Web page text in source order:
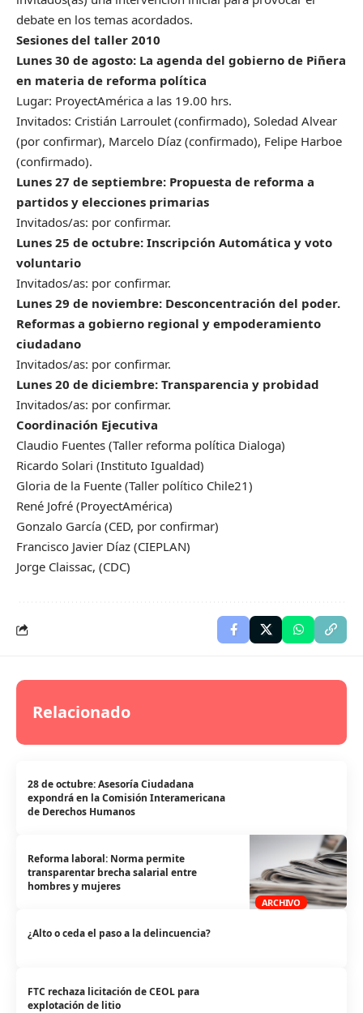
debate en los temas acordados.
Sesiones del taller 2010
Lunes 30 de agosto: La agenda del gobierno de Piñera
en materia de reforma política
Lugar: ProyectAmérica a las 19.00 hrs.
Invitados: Cristián Larroulet (confirmado), Soledad Alvear
(por confirmar), Marcelo Díaz (confirmado), Felipe Harboe
(confirmado).
Lunes 27 de septiembre: Propuesta de reforma a
partidos y elecciones primarias
Invitados/as: por confirmar.
Lunes 25 de octubre: Inscripción Automática y voto
voluntario
Invitados/as: por confirmar.
Lunes 29 de noviembre: Desconcentración del poder.
Reformas a gobierno regional y empoderamiento
ciudadano
Invitados/as: por confirmar.
Lunes 20 de diciembre: Transparencia y probidad
Invitados/as: por confirmar.
Coordinación Ejecutiva
Claudio Fuentes (Taller reforma política Dialoga)
Ricardo Solari (Instituto Igualdad)
Gloria de la Fuente (Taller político Chile21)
René Jofré (ProyectAmérica)
Gonzalo García (CED, por confirmar)
Francisco Javier Díaz (CIEPLAN)
Jorge Claissac, (CDC)
Relacionado
28 de octubre: Asesoría Ciudadana
expondrá en la Comisión Interamericana
de Derechos Humanos
ARCHIVO
Reforma laboral: Norma permite
transparentar brecha salarial entre
hombres y mujeres
¿Alto o ceda el paso a la delincuencia?
FTC rechaza licitación de CEOL para
explotación de litio